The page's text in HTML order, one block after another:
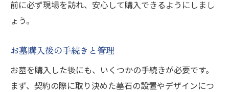
前に必ず現場を訪れ、安心して購入できるようにしまし
ょう。
お墓購入後の手続きと管理
お墓を購入した後にも、いくつかの手続きが必要です。
まず、契約の際に取り決めた墓石の設置やデザインにつ